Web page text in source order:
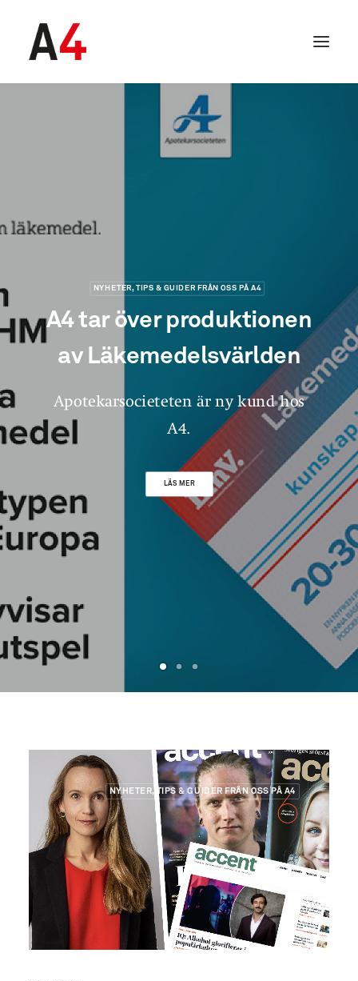
SEARCH
NYHETER, TIPS & GUIDER FRÅN OSS PÅ A4
A4 tar över produktionen
av Läkemedelsvärlden
Apotekarsocieteten är ny kund hos
A4.
LÄS MER
NYHETER, TIPS & GUIDER FRÅN OSS PÅ A4